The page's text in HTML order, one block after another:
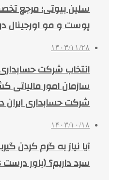
سلین بیوتی؛ مرجع
پوست و مو اورجینال
۱۴۰۳/۱۱/۲۸
انتخاب شرکت
سازمان امور مالیاتی
شرکت حسابداری ایران
۱۴۰۳/۱۰/۱۸
آیا نیاز به گرم کردن
سرد داریم؟ (باور درست vs غلط)